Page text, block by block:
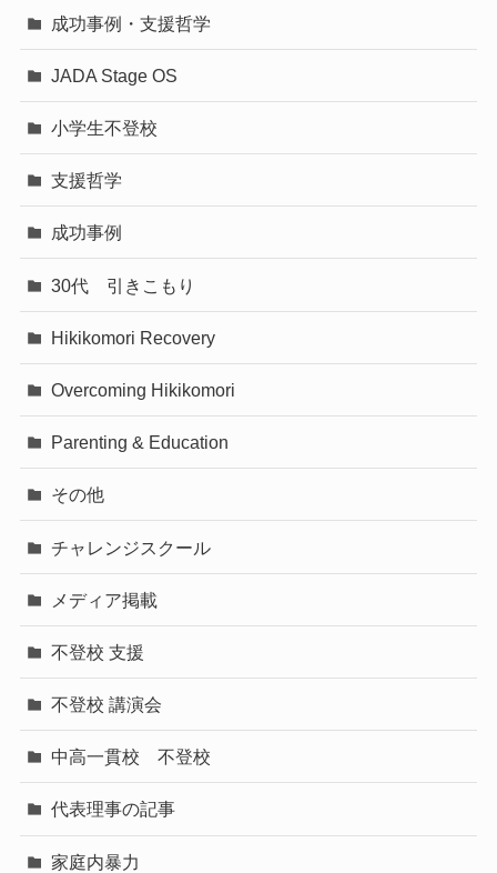
成功事例・支援哲学
JADA Stage OS
小学生不登校
支援哲学
成功事例
30代 引きこもり
Hikikomori Recovery
Overcoming Hikikomori
Parenting & Education
その他
チャレンジスクール
メディア掲載
不登校 支援
不登校 講演会
中高一貫校 不登校
代表理事の記事
家庭内暴力